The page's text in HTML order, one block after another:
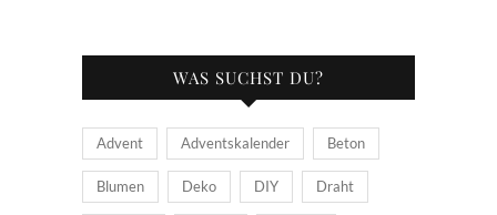
WAS SUCHST DU?
Advent Adventskalender Beton
Blumen Deko DIY Draht